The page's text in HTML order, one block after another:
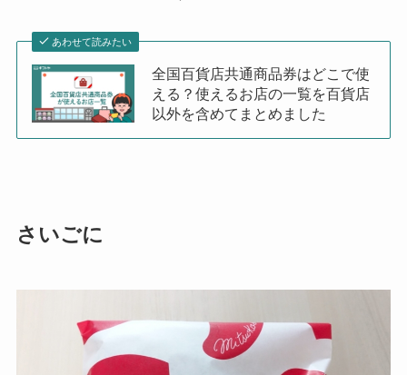
あわせて読みたい
全国百貨店共通商品券はどこで使
える？使えるお店の一覧を百貨店
以外を含めてまとめました
さいごに